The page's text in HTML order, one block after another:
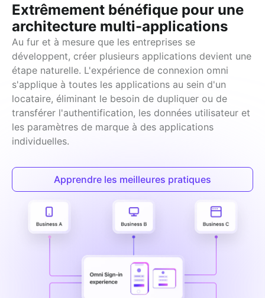
Extrêmement bénéfique pour une
architecture multi-applications
Au fur et à mesure que les entreprises se
développent, créer plusieurs applications devient une
étape naturelle. L'expérience de connexion omni
s'applique à toutes les applications au sein d'un
locataire, éliminant le besoin de dupliquer ou de
transférer l'authentification, les données utilisateur et
les paramètres de marque à des applications
individuelles.
Apprendre les meilleures pratiques